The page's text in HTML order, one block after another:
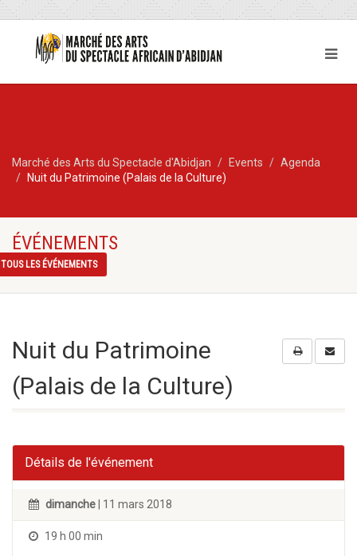
Marché des Arts du Spectacle d'Abidjan Events
Agenda
Nuit du Patrimoine (Palais de la Culture)
ÉVÉNEMENTS
TOUS LES ÉVÉNEMENTS
Nuit du Patrimoine
(Palais de la Culture)
Détails de l'événement
dimanche | 11 mars 2018
19 h 00 min